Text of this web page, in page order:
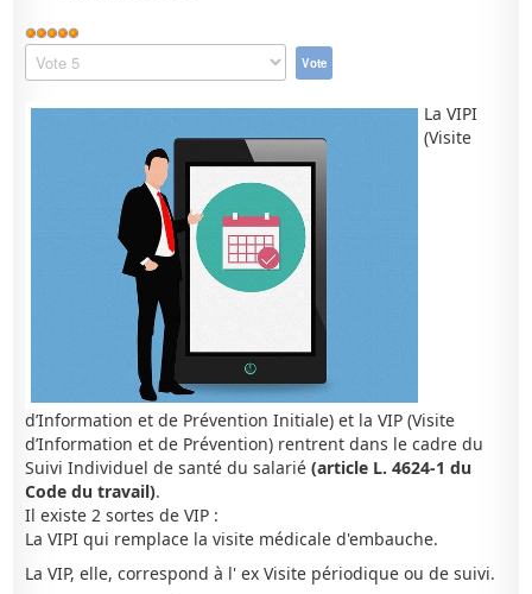
Vote
utilisateur:
Veuillez
voter
La VIPI
(Visite
d’Information et de Prévention Initiale) et la VIP (Visite
d’Information et de Prévention) rentrent dans le cadre du
Suivi Individuel de santé du salarié(article L. 4624-1 du
Code du travail).
Il existe 2 sortes de VIP :
La VIPI qui remplace la visite médicale d'embauche.
La VIP, elle, correspond à l' ex Visite périodique ou de suivi.